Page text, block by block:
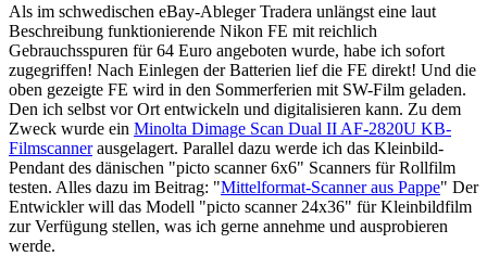
Als im schwedischen eBay-Ableger Tradera unlängst eine laut
Beschreibung funktionierende Nikon FE mit reichlich
Gebrauchsspuren für 64 Euro angeboten wurde, habe ich sofort
zugegriffen! Nach Einlegen der Batterien lief die FE direkt! Und die
oben gezeigte FE wird in den Sommerferien mit SW-Film geladen.
Den ich selbst vor Ort entwickeln und digitalisieren kann. Zu dem
Zweck wurde ein Minolta Dimage Scan Dual II AF-2820U KB-
Filmscannerausgelagert. Parallel dazu werde ich das Kleinbild-
Pendant des dänischen "picto scanner 6x6" Scanners für Rollfilm
testen. Alles dazu im Beitrag: "Mittelformat-Scanner aus Pappe" Der
Entwickler will das Modell "picto scanner 24x36" für Kleinbildfilm
zur Verfügung stellen, was ich gerne annehme und ausprobieren
werde.